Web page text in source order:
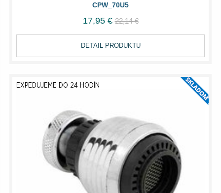
CPW_70U5
17,95 € 22,14 €
DETAIL PRODUKTU
EXPEDUJEME DO 24 HODÍN